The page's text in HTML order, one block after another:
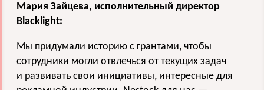
Мария Зайцева, исполнительный директор
Blacklight:
Мы придумали историю с грантами, чтобы
сотрудники могли отвлечься от текущих задач
и развивать свои инициативы, интересные для